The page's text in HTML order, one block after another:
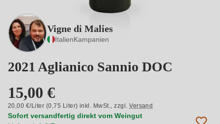
Vigne di Malies
ItalienKampanien
2021 Aglianico Sannio DOC
15,00 €
20,00 €/Liter (0,75 Liter) inkl. MwSt.,zzgl.Versand
Sofort versandfertig direkt vom Weingut